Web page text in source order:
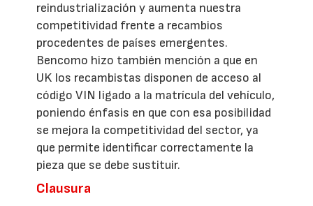
reindustrialización y aumenta nuestra
competitividad frente a recambios
procedentes de países emergentes.
Bencomo hizo también mención a que en
UK los recambistas disponen de acceso al
código VIN ligado a la matrícula del vehículo,
poniendo énfasis en que con esa posibilidad
se mejora la competitividad del sector, ya
que permite identificar correctamente la
pieza que se debe sustituir.
Clausura